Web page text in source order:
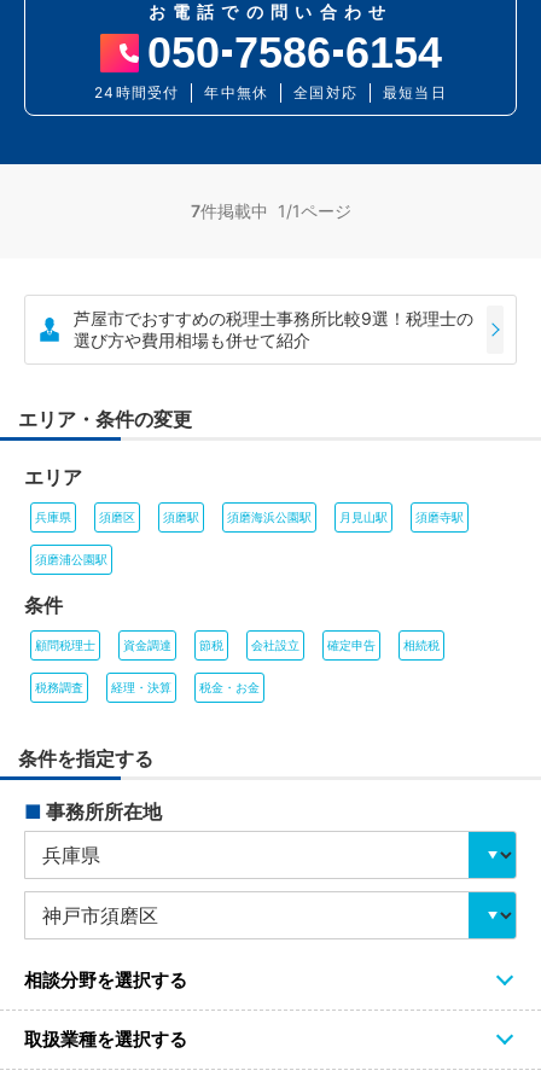
お電話での問い合わせ
050 7586 6154
24時間受付 年中無休 全国対応 最短当日
7件掲載中 1/1ページ
芦屋市でおすすめの税理士事務所比較9選！税理士の
選び方や費用相場も併せて紹介
エリア・条件の変更
エリア
兵庫県 須磨区 須磨駅 須磨海浜公園駅 月見山駅 須磨寺駅
須磨浦公園駅
条件
顧問税理士 資金調達 節税 会社設立 確定申告 相続税
税務調査 経理・決算 税金・お金
条件を指定する
■ 事務所所在地
相談分野を選択する
取扱業種を選択する